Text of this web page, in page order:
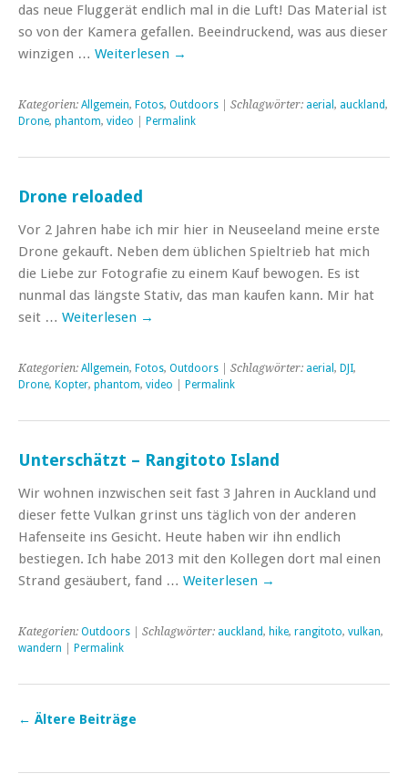
das neue Fluggerät endlich mal in die Luft! Das Material ist
so von der Kamera gefallen. Beeindruckend, was aus dieser
winzigen … Weiterlesen →
Kategorien: Allgemein, Fotos, Outdoors | Schlagwörter: aerial , auckland,
Drone, phantom, video Permalink
Drone reloaded
Vor 2 Jahren habe ich mir hier in Neuseeland meine erste
Drone gekauft. Neben dem üblichen Spieltrieb hat mich
die Liebe zur Fotografie zu einem Kauf bewogen. Es ist
nunmal das längste Stativ, das man kaufen kann. Mir hat
seit … Weiterlesen →
Kategorien: Allgemein, Fotos, Outdoors | Schlagwörter: aerial , DJI,
Drone, Kopter, phantom, video Permalink
Unterschätzt – Rangitoto Island
Wir wohnen inzwischen seit fast 3 Jahren in Auckland und
dieser fette Vulkan grinst uns täglich von der anderen
Hafenseite ins Gesicht. Heute haben wir ihn endlich
bestiegen. Ich habe 2013 mit den Kollegen dort mal einen
Strand gesäubert, fand … Weiterlesen →
Kategorien: Outdoors | Schlagwörter: auckland, hike, rangitoto, vulkan,
wandern
Permalink
← Ältere Beiträge